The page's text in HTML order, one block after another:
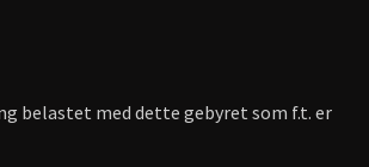
belastet med dette gebyret som f.t. er